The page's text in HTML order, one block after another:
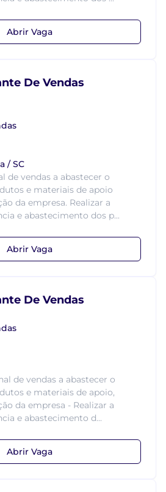
Abrir Vaga
De Vendas
/ SC
de vendas a abastecer o
e materiais de apoio
da empresa. Realizar a
e abastecimento dos p...
Abrir Vaga
De Vendas
de vendas a abastecer o
e materiais de apoio,
da empresa - Realizar a
e abastecimento d...
Abrir Vaga